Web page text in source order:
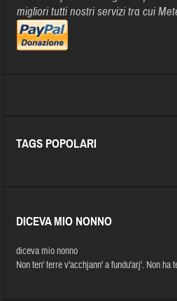
migliori tutti nostri servizi tra cui
TAGS POPOLARI
DICEVA MIO NONNO
diceva mio nonno
Non ten' terre v'acchjann' a fundu'arj'. Non ha